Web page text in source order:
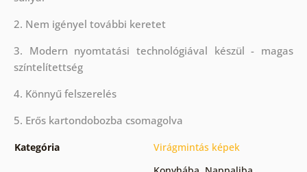
2. Nem igényel további keretet
3. Modern nyomtatási technológiával készül - magas
színtelítettség
4. Könnyű felszerelés
5. Erős kartondobozba csomagolva
Kategória Virágmintás képek